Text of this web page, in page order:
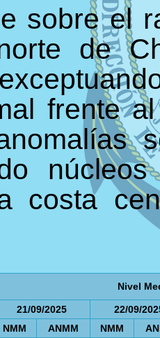
sobre el
de
frente
costa
Nivel
21/09/2025
22/09/
NMM
ANMM NMM